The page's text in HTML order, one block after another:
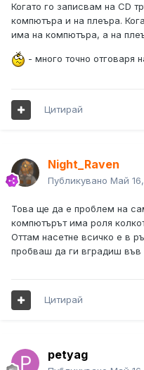
Когато го записвам на CD
компютъра и на плеъра.
има на компютъра, а на
- много точно отговаря
Цитирай
Night_Raven
Публикувано Май
Това ще да е проблем на
компютърът има роля
Оттам насетне всичко е в
пробваш да ги вградиш във
Цитирай
petyag